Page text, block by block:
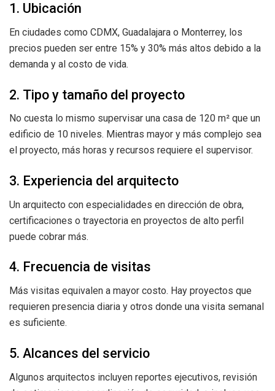
1. Ubicación
En ciudades como CDMX, Guadalajara o Monterrey, los
precios pueden ser entre 15% y 30% más altos debido a la
demanda y al costo de vida.
2. Tipo y tamaño del proyecto
No cuesta lo mismo supervisar una casa de 120 m² que un
edificio de 10 niveles. Mientras mayor y más complejo sea
el proyecto, más horas y recursos requiere el supervisor.
3. Experiencia del arquitecto
Un arquitecto con especialidades en dirección de obra,
certificaciones o trayectoria en proyectos de alto perfil
puede cobrar más.
4. Frecuencia de visitas
Más visitas equivalen a mayor costo. Hay proyectos que
requieren presencia diaria y otros donde una visita semanal
es suficiente.
5. Alcances del servicio
Algunos arquitectos incluyen reportes ejecutivos, revisión